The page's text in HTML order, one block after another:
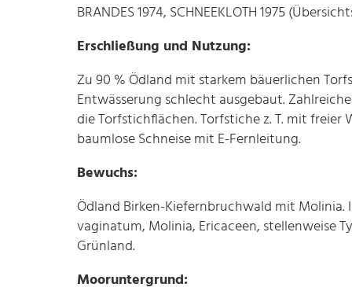
BRANDES 1974, SCHNEEKLOTH 1975
Erschließung und Nutzung:
Zu 90 % Ödland mit starkem bäuerlichen
Entwässerung schlecht ausgebaut.
die Torfstichflächen. Torfstiche z. T. mit
baumlose Schneise mit E-Fernleitung.
Bewuchs:
Ödland Birken-Kiefernbruchwald mit
vaginatum, Molinia, Ericaceen, stellenweise
Grünland.
Mooruntergrund: